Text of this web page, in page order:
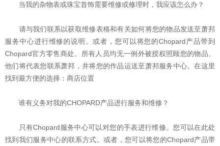
当我的杂物表或珠宝首饰需要维修或修理时，我应该怎么办？
请与我们联系以获取维修表格和有关如何将您的物品发送至萧邦
服务中心进行维修的说明。或者，您可以将您的Chopard产品带到
Chopard官方零售商处。所有人员均无一例外被授权照顾您的物品。
他们将代表您联系萧邦，并将您的作品运送至萧邦服务中心。在这里
找到最方便的选择：商店位置
谁有义务对我的CHOPARD产品进行服务和维修？
只有Chopard服务中心可以对您的手表进行维修。您可以在此处
找到我们服务中心的联系方式。或者，您可以将您的Chopard产品带